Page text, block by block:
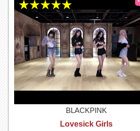
BLACKPINK
Lovesick Girls
★★★★★